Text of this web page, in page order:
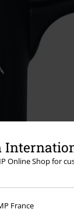
Online Shop for
France